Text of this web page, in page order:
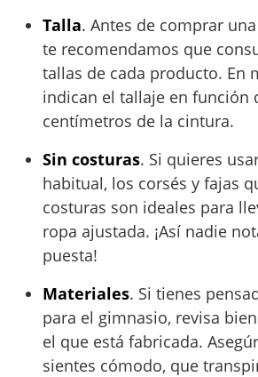
Talla. Antes de comprar
te recomendamos que
tallas de cada producto. En
indican el tallaje en función
centímetros de la cintura.
Sin costuras. Si quieres
habitual, los corsés y fajas
costuras son ideales para
ropa ajustada. ¡Así nadie
puesta!
Materiales. Si tienes
para el gimnasio, revisa
el que está fabricada.
sientes cómodo, que